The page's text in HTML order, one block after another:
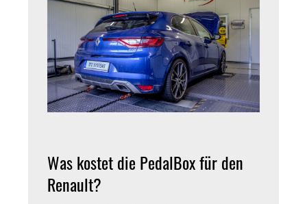
Was kostet die PedalBox für den
Renault?